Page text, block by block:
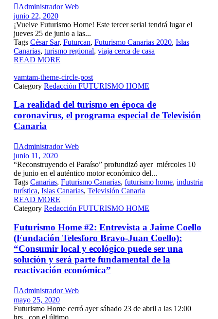
Administrador Web
junio 22, 2020
¡Vuelve Futurismo Home! Este tercer serial tendrá lugar el
jueves 25 de junio a las...
Tags César Sar, Futurcan, Futurismo Canarias 2020, Islas
Canarias, turismo regional, viaja cerca de casa
READ MORE
vamtam-theme-circle-post
Category Redacción FUTURISMO HOME
La realidad del turismo en época de
coronavirus, el programa especial de Televisión
Canaria
Administrador Web
junio 11, 2020
“Reconstruyendo el Paraíso” profundizó ayer miércoles 10
de junio en el auténtico motor económico del...
Tags Canarias, Futurismo Canarias, futurismo home, industria
turística, Islas Canarias, Televisión Canaria
READ MORE
Category Redacción FUTURISMO HOME
Futurismo Home #2: Entrevista a Jaime Coello
(Fundación Telesforo Bravo-Juan Coello):
“Consumir local y ecológico puede ser una
solución y será parte fundamental de la
reactivación económica”
Administrador Web
mayo 25, 2020
Futurismo Home cerró ayer sábado 23 de abril a las 12:00
hrs., con el último...